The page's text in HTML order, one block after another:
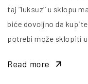
taj ‘’luksuz’’ u sklopu
biće dovoljno da
potrebi može sklopiti
Read more